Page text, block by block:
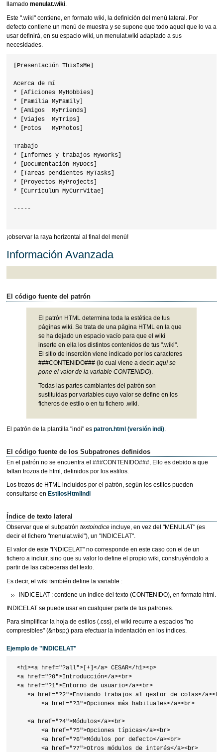
llamado menulat.wiki.
Este ".wiki" contiene, en formato wiki, la definición del menú lateral. Por
defecto contiene un menú de muestra y se supone que todo aquel que lo va a
usar definirá, en su espacio wiki, un menulat.wiki adaptado a sus
necesidades.
[Presentación ThisIsMe]
Acerca de mí
* [Aficiones MyHobbies]
* [Familia MyFamily]
* [Amigos  MyFriends]
* [Viajes  MyTrips]
* [Fotos   MyPhotos]
Trabajo
* [Informes y trabajos MyWorks]
* [Documentación MyDocs]
* [Tareas pendientes MyTasks]
* [Proyectos MyProjects]
* [Curriculum MyCurrVitae]
-----
¡observar la raya horizontal al final del menú!
Información Avanzada
El código fuente del patrón
El patrón HTML determina toda la estética de tus
páginas wiki. Se trata de una página HTML en la que
se ha dejado un espacio vacío para que el wiki
inserte en ella los distintos contenidos de tus ".wiki".
El sitio de inserción viene indicado por los caracteres
###CONTENIDO### (lo cual viene a decir: aquí se
pone el valor de la variable CONTENIDO).
Todas las partes cambiantes del patrón son
sustituídas por variables cuyo valor se define en los
ficheros de estilo o en tu fichero .wiki.
El patrón de la plantilla "indi" es patron.html (versión indi).
El código fuente de los Subpatrones definidos
En el patrón no se encuentra el ###CONTENIDO###, Ello es debido a que
faltan trozos de html, definidos por los estilos.
Los trozos de HTML incluídos por el patrón, según los estilos pueden
consultarse en EstilosHtmlIndi
Índice de texto lateral
Observar que el subpatrón textoindiceincluye, en vez del "MENULAT" (es
decir el fichero "menulat.wiki"), un "INDICELAT".
El valor de este "INDICELAT" no corresponde en este caso con el de un
fichero a incluir, sino que su valor lo define el propio wiki, construyéndolo a
partir de las cabeceras del texto.
Es decir, el wiki también define la variable :
INDICELAT : contiene un índice del texto (CONTENIDO), en formato html.
INDICELAT se puede usar en cualquier parte de tus patrones.
Para simplificar la hoja de estilos (.css), el wiki recurre a espacios "no
compresibles" (&nbsp;) para efectuar la indentación en los índices.
Ejemplo de "INDICELAT"
<h1><a href="?all">[+]</a> CESAR</h1><p>
<a href="?0">Introducción</a><br>
<a href="?1">Entorno de usuario</a><br>
<a href="?2">Enviando trabajos al gestor de colas</
<a href="?3">Opciones más habituales</a><br>
<a href="?4">Módulos</a><br>
<a href="?5">Opciones típicas</a><br>
<a href="?6">Módulos por defecto</a><br>
<a href="?7">Otros módulos de interés</a><br>